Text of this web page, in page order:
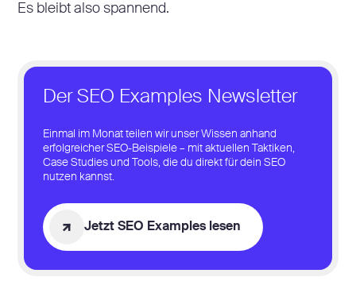
Es bleibt also spannend.
Der SEO Examples Newsletter
Einmal im Monat teilen wir unser Wissen anhand
erfolgreicher SEO-Beispiele – mit aktuellen Taktiken,
Case Studies und Tools, die du direkt für dein SEO
nutzen kannst.
Jetzt SEO Examples lesen